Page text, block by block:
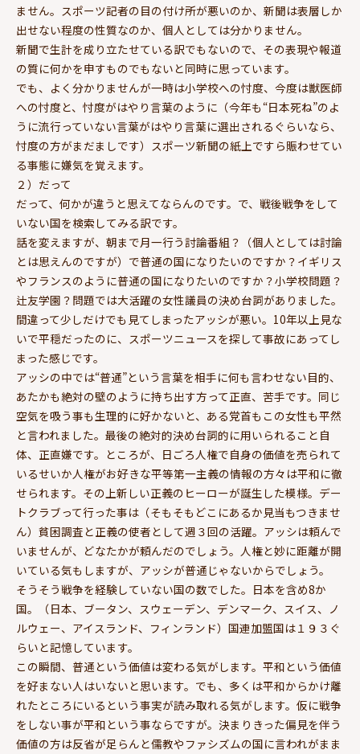
ません。スポーツ記者の目の付け所が悪いのか、新聞は表層しか
出せない程度の性質なのか、個人としては分かりません。
新聞で生計を成り立たせている訳でもないので、その表現や報道
の質に何かを申すものでもないと同時に思っています。
でも、よく分かりませんが一時は小学校への忖度、今度は獣医師
への忖度と、忖度がはやり言葉のように（今年も“日本死ね”のよ
うに流行っていない言葉がはやり言葉に選出されるぐらいなら、
忖度の方がまだましです）スポーツ新聞の紙上ですら賑わせてい
る事態に嫌気を覚えます。
２）だって
だって、何かが違うと思えてならんのです。で、戦後戦争をして
いない国を検索してみる訳です。
話を変えますが、朝まで月一行う討論番組？（個人としては討論
とは思えんのですが）で普通の国になりたいのですか？イギリス
やフランスのように普通の国になりたいのですか？小学校問題？
辻友学園？問題では大活躍の女性議員の決め台詞がありました。
間違って少しだけでも見てしまったアッシが悪い。10年以上見な
いで平穏だったのに、スポーツニュースを探して事故にあってし
まった感じです。
アッシの中では“普通”という言葉を相手に何も言わせない目的、
あたかも絶対の壁のように持ち出す方って正直、苦手です。同じ
空気を吸う事も生理的に好かないと、ある党首もこの女性も平然
と言われました。最後の絶対的決め台詞的に用いられること自
体、正直嫌です。ところが、日ごろ人権で自身の価値を売られて
いるせいか人権がお好きな平等第一主義の情報の方々は平和に徹
せられます。その上新しい正義のヒーローが誕生した模様。デー
トクラブって行った事は（そもそもどこにあるか見当もつきませ
ん）貧困調査と正義の使者として週３回の活躍。アッシは頼んで
いませんが、どなたかが頼んだのでしょう。人権と妙に距離が開
いている気もしますが、アッシが普通じゃないからでしょう。
そうそう戦争を経験していない国の数でした。日本を含め8か
国。（日本、ブータン、スウェーデン、デンマーク、スイス、ノ
ルウェー、アイスランド、フィンランド）国連加盟国は１９３ぐ
らいと記憶しています。
この瞬間、普通という価値は変わる気がします。平和という価値
を好まない人はいないと思います。でも、多くは平和からかけ離
れたところにいるという事実が読み取れる気がします。仮に戦争
をしない事が平和という事ならですが。決まりきった偏見を伴う
価値の方は反省が足らんと儒教やファシズムの国に言われがまま